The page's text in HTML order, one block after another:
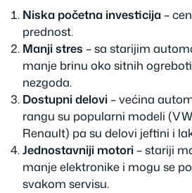
Niska početna investicija–
prednost.
Manji stres – sa starijim
manje brinu oko sitnih
nezgoda.
Dostupni delovi– većina
rangu su popularni modeli
Renault) pa su delovi jeftini i
Jednostavniji motori– stariji
manje elektronike i mogu se
svakom servisu.